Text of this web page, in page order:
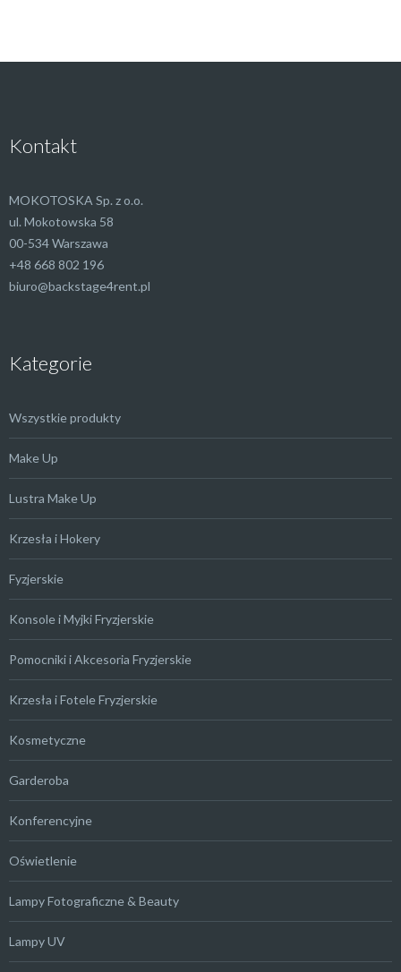
Kontakt
MOKOTOSKA Sp. z o.o.
ul. Mokotowska 58
00-534 Warszawa
+48 668 802 196
biuro@backstage4rent.pl
Kategorie
Wszystkie produkty
Make Up
Lustra Make Up
Krzesła i Hokery
Fyzjerskie
Konsole i Myjki Fryzjerskie
Pomocniki i Akcesoria Fryzjerskie
Krzesła i Fotele Fryzjerskie
Kosmetyczne
Garderoba
Konferencyjne
Oświetlenie
Lampy Fotograficzne & Beauty
Lampy UV